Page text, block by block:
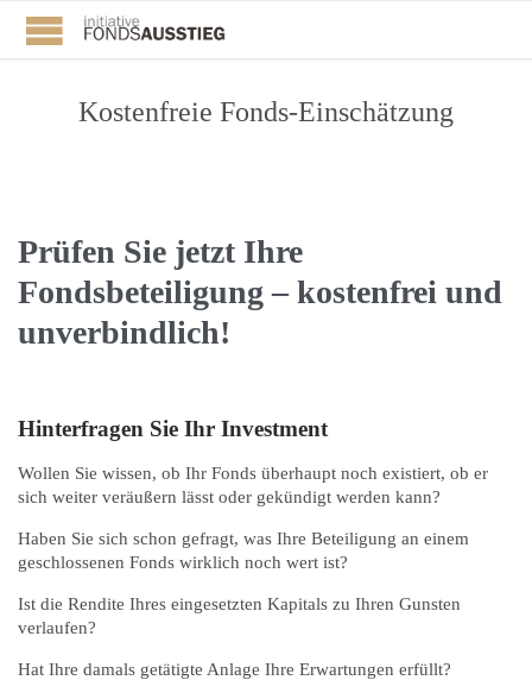
Kostenfreie Fonds-Einschätzung
Prüfen Sie jetzt Ihre
Fondsbeteiligung – kostenfrei und
unverbindlich!
Hinterfragen Sie Ihr Investment
Wollen Sie wissen, ob Ihr Fonds überhaupt noch existiert, ob er
sich weiter veräußern lässt oder gekündigt werden kann?
Haben Sie sich schon gefragt, was Ihre Beteiligung an einem
geschlossenen Fonds wirklich noch wert ist?
Ist die Rendite Ihres eingesetzten Kapitals zu Ihren Gunsten
verlaufen?
Hat Ihre damals getätigte Anlage Ihre Erwartungen erfüllt?